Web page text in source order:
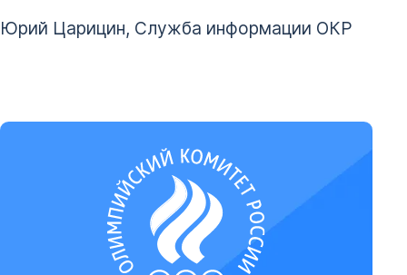
Юрий Царицин, Служба информации ОКР